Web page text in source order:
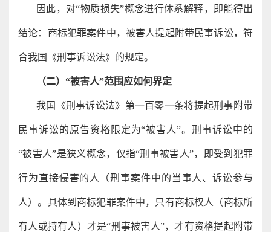
因此，对“物质损失”概念进行体系解释，即能得出
结论：商标犯罪案件中，被害人提起附带民事诉讼，符
合我国《刑事诉讼法》的规定。
（二）“被害人”范围应如何界定
我国《刑事诉讼法》第一百零一条将提起刑事附带
民事诉讼的原告资格限定为“被害人”。刑事诉讼中的
“被害人”是狭义概念，仅指“刑事被害人”，即受到犯罪
行为直接侵害的人（刑事案件中的当事人、诉讼参与
人）。具体到商标犯罪案件中，只有商标权人（商标所
有人或持有人）才是“刑事被害人”，才有资格提起附带